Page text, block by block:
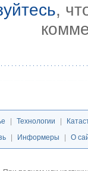
,
Технологии
Информеры О